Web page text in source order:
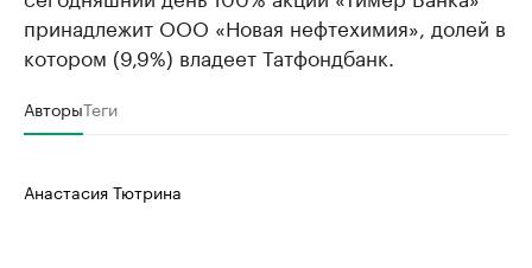
принадлежит ООО «Новая нефтехимия», долей в
котором (9,9%) владеет Татфондбанк.
АвторыТеги
Анастасия Тютрина